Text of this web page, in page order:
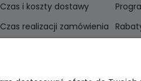
Czas i koszty dostawy
Czas realizacji zamówienia